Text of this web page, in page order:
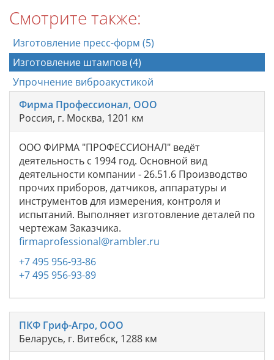
Смотрите также:
Изготовление пресс-форм (5)
Изготовление штампов (4)
Упрочнение виброакустикой
Фирма Профессионал, ООО
Россия, г. Москва, 1201 км
ООО ФИРМА "ПРОФЕССИОНАЛ" ведёт
деятельность с 1994 год. Основной вид
деятельности компании - 26.51.6 Производство
прочих приборов, датчиков, аппаратуры и
инструментов для измерения, контроля и
испытаний. Выполняет изготовление деталей по
чертежам Заказчика.
firmaprofessional@rambler.ru
+7 495 956-93-86
+7 495 956-93-89
ПКФ Гриф-Агро, ООО
Беларусь, г. Витебск, 1288 км